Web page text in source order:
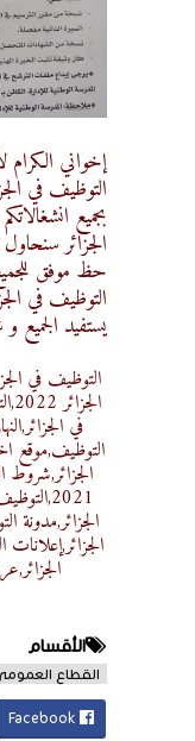
إخواني
التوظيف في
بجميع
الجزائر
حظ موفق
التوظيف في
يستفيد الجميع
التوظيف في
في
التوظيف,موقع
الجزائر,شروط
الجزائر,مدونة
الأقسام
القطاع